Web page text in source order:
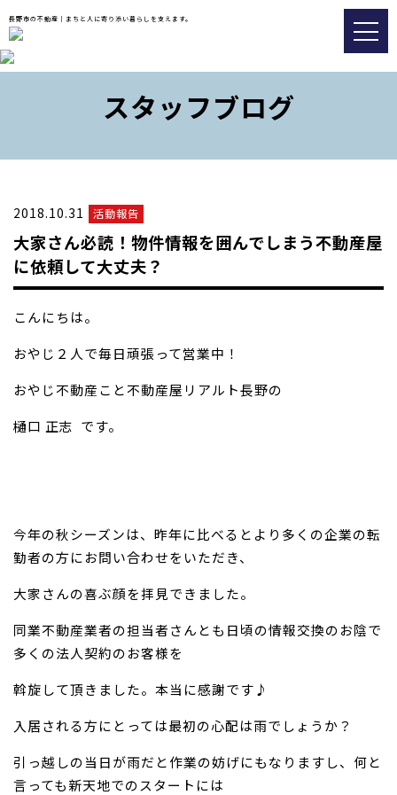
長野市の不動産｜まちと人に寄り添い暮らしを支えます。
おすすめ物件
スタッフブログ
スタッフブログ
2018.10.31 活動報告
大家さん必読！物件情報を囲んでしまう不動産屋
に依頼して大丈夫？
こんにちは。
おやじ２人で毎日頑張って営業中！
おやじ不動産こと不動産屋リアルト長野の
樋口 正志 です。
今年の秋シーズンは、昨年に比べるとより多くの企業の転
勤者の方にお問い合わせをいただき、
大家さんの喜ぶ顔を拝見できました。
同業不動産業者の担当者さんとも日頃の情報交換のお陰で
多くの法人契約のお客様を
斡旋して頂きました。本当に感謝です♪
入居される方にとっては最初の心配は雨でしょうか？
引っ越しの当日が雨だと作業の妨げにもなりますし、何と
言っても新天地でのスタートには